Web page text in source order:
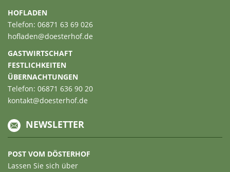
HOFLADEN
Telefon: 06871 63 69 026
hofladen@doesterhof.de
GASTWIRTSCHAFT
FESTLICHKEITEN
ÜBERNACHTUNGEN
Telefon: 06871 636 90 20
kontakt@doesterhof.de
NEWSLETTER
POST VOM DÖSTERHOF
Lassen Sie sich über